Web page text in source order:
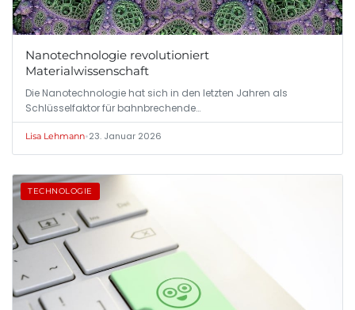
Nanotechnologie revolutioniert
Materialwissenschaft
Die Nanotechnologie hat sich in den letzten Jahren als
Schlüsselfaktor für bahnbrechende…
Lisa Lehmann•23. Januar 2026
TECHNOLOGIE